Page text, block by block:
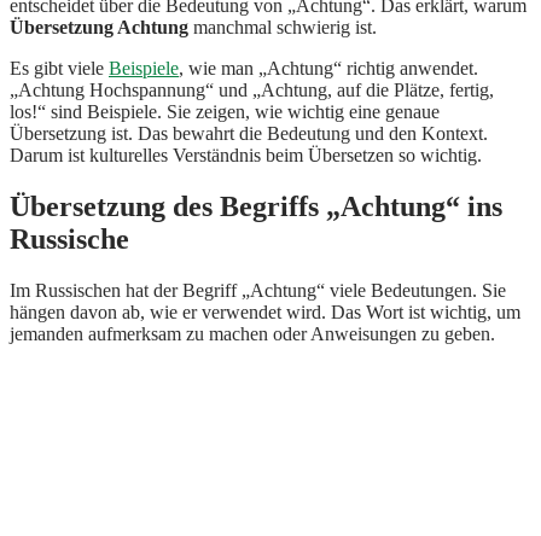
entscheidet über die Bedeutung von „Achtung“. Das erklärt, warum
Übersetzung Achtung manchmal schwierig ist.
Es gibt viele Beispiele, wie man „Achtung“ richtig anwendet.
„Achtung Hochspannung“ und „Achtung, auf die Plätze, fertig,
los!“ sind Beispiele. Sie zeigen, wie wichtig eine genaue
Übersetzung ist. Das bewahrt die Bedeutung und den Kontext.
Darum ist kulturelles Verständnis beim Übersetzen so wichtig.
Übersetzung des Begriffs „Achtung“ ins
Russische
Im Russischen hat der Begriff „Achtung“ viele Bedeutungen. Sie
hängen davon ab, wie er verwendet wird. Das Wort ist wichtig, um
jemanden aufmerksam zu machen oder Anweisungen zu geben.